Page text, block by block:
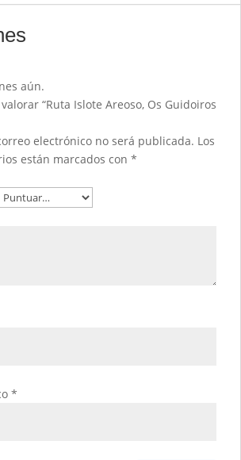
aún.
“Ruta Islote Areoso, Os Guidoiros
electrónico no será publicada. Los
están marcados con *
*